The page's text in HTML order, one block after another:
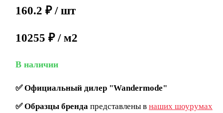
160.2 ₽ / шт
10255 ₽ / м2
В наличии
✅Официальный дилер "Wandermode"
✅Образцы брендапредставлены в наших шоурумах